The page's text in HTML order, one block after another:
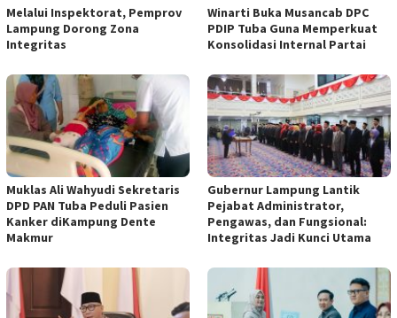
Melalui Inspektorat, Pemprov
Lampung Dorong Zona
Integritas
Winarti Buka Musancab DPC
PDIP Tuba Guna Memperkuat
Konsolidasi Internal Partai
Muklas Ali Wahyudi Sekretaris
DPD PAN Tuba Peduli Pasien
Kanker diKampung Dente
Makmur
Gubernur Lampung Lantik
Pejabat Administrator,
Pengawas, dan Fungsional:
Integritas Jadi Kunci Utama